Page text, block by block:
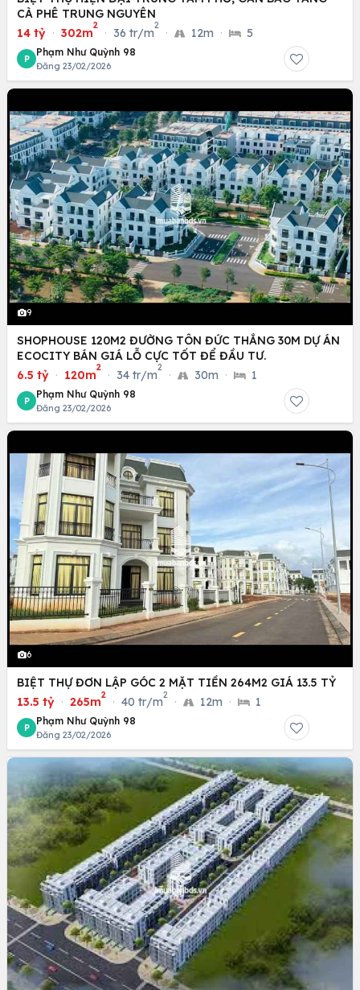
CÀ PHÊ TRUNG NGUYÊN
14 tỷ · 302m
2
· 36 tr/m
2
· 12m · 5
P
Phạm Như Quỳnh 98
Đăng 23/02/2026
9
SHOPHOUSE 120M2 ĐƯỜNG TÔN ĐỨC THẮNG 30M DỰ ÁN
ECOCITY BÁN GIÁ LỖ CỰC TỐT ĐỂ ĐẦU TƯ.
6.5 tỷ · 120m
2
· 34 tr/m
2
· 30m · 1
P
Phạm Như Quỳnh 98
Đăng 23/02/2026
6
BIỆT THỰ ĐƠN LẬP GÓC 2 MẶT TIỀN 264M2 GIÁ 13.5 TỶ
13.5 tỷ · 265m
2
· 40 tr/m
2
· 12m · 1
P
Phạm Như Quỳnh 98
Đăng 23/02/2026